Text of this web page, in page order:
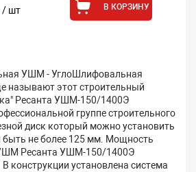
/ шт В КОРЗИНУ
УШМ - УглоШлифовальная
называют этот строительный
Ресанта УШМ-150/1400Э
группе строительного
диск который можно установить
быть не более 125 мм. Мощность
Ресанта УШМ-150/1400Э
конструкции установлена система